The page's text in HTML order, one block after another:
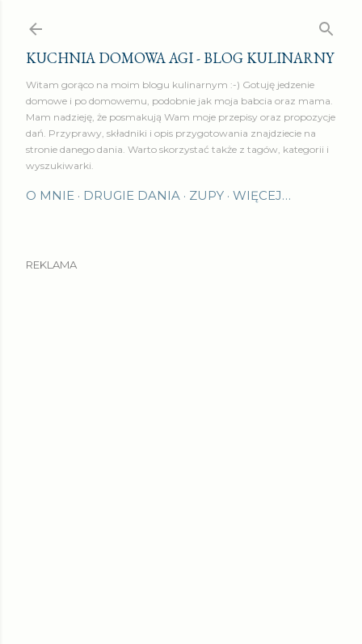
KUCHNIA DOMOWA AGI - BLOG KULINARNY
Witam gorąco na moim blogu kulinarnym :-) Gotuję jedzenie
domowe i po domowemu, podobnie jak moja babcia oraz mama.
Mam nadzieję, że posmakują Wam moje przepisy oraz propozycje
dań. Przyprawy, składniki i opis przygotowania znajdziecie na
stronie danego dania. Warto skorzystać także z tagów, kategorii i
wyszukiwarki.
O MNIE DRUGIE DANIA ZUPY WIĘCEJ…
REKLAMA